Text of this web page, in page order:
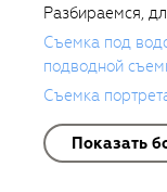
Разбираемся,
Съемка под
подводной
Съемка
Показать